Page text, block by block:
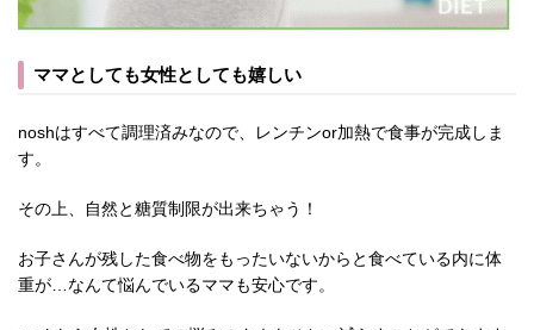
ママとしても女性としても嬉しい
noshはすべて調理済みなので、レンチンor加熱で食事が完成しま
す。
その上、自然と糖質制限が出来ちゃう！
お子さんが残した食べ物をもったいないからと食べている内に体
重が…なんて悩んでいるママも安心です。